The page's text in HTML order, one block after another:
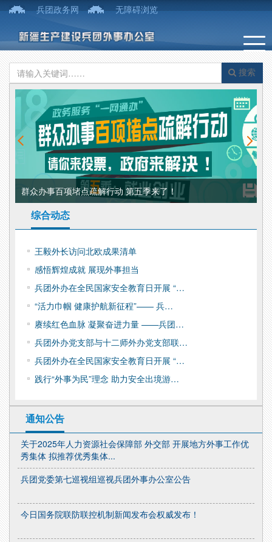
兵团政务网 无障碍浏览
搜索
群众办事百项堵点疏解行动 第五季来了！
综合动态
王毅外长访问北欧成果清单
感悟辉煌成就 展现外事担当
兵团外办在全民国家安全教育日开展 “…
“活力巾帼 健康护航新征程”—— 兵…
赓续红色血脉 凝聚奋进力量 ——兵团…
兵团外办党支部与十二师外办党支部联…
兵团外办在全民国家安全教育日开展 “…
践行“外事为民”理念 助力安全出境游…
通知公告
关于2025年人力资源社会保障部 外交部 开展地方外事工作优
秀集体 拟推荐优秀集体...
兵团党委第七巡视组巡视兵团外事办公室公告
今日国务院联防联控机制新闻发布会权威发布！